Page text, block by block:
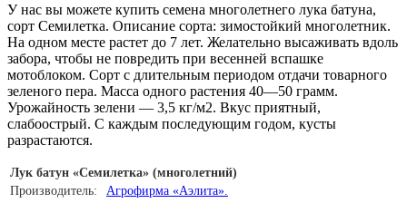
У нас вы можете купить семена многолетнего лука батуна,
сорт Семилетка. Описание сорта: зимостойкий многолетник.
На одном месте растет до 7 лет. Желательно высаживать вдоль
забора, чтобы не повредить при весенней вспашке
мотоблоком. Сорт с длительным периодом отдачи товарного
зеленого пера. Масса одного растения 40—50 грамм.
Урожайность зелени — 3,5 кг/м2. Вкус приятный,
слабоострый. С каждым последующим годом, кусты
разрастаются.
Лук батун «Семилетка» (многолетний)
Производитель:
Агрофирма «Аэлита».